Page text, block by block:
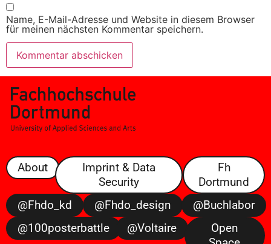
Name, E-Mail-Adresse und Website in diesem Browser
für meinen nächsten Kommentar speichern.
About
Imprint & Data
Security
Fh
Dortmund
@fhdo_kd
@fhdo_design
@buchlabor
@100posterbattle
@voltaire
Open